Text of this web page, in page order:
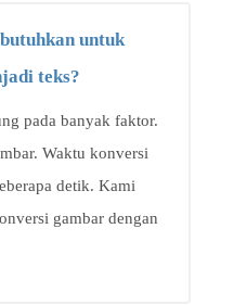
untuk
teks?
pada banyak faktor.
Waktu konversi
detik. Kami
gambar dengan